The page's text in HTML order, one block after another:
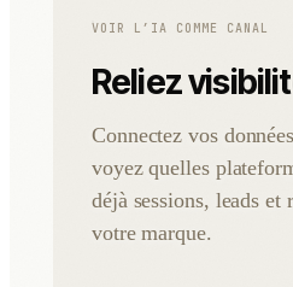
VOIR L’IA COMME CANAL
Reliez
Connectez vos
voyez quelles
déjà sessions, leads et
votre marque.